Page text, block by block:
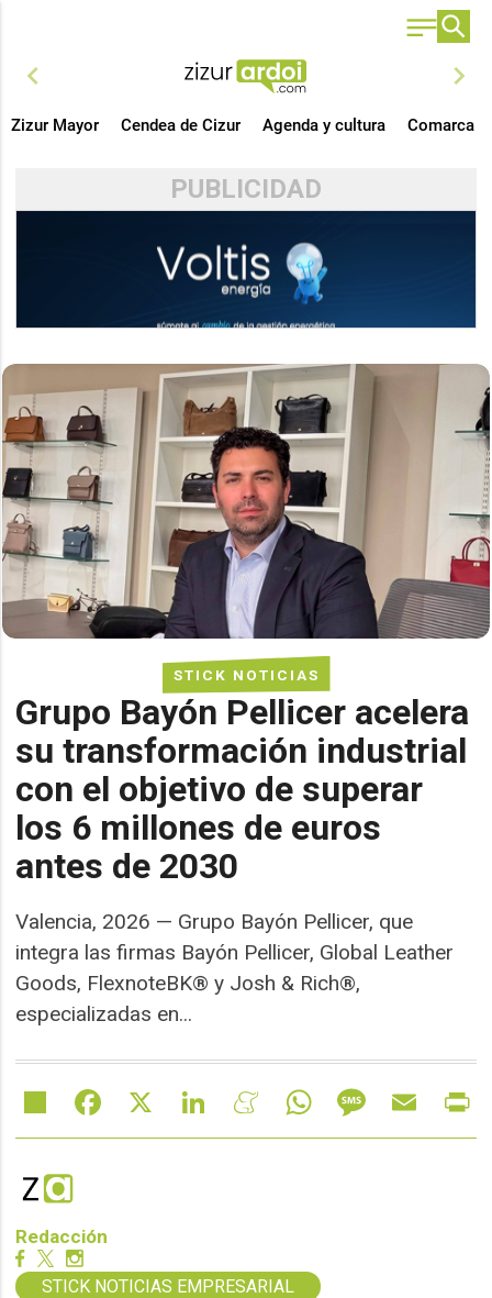
chevron_left chevron_right
Zizur Mayor Cendea de Cizur Agenda y cultura Comarca
PUBLICIDAD
STICK NOTICIAS
Grupo Bayón Pellicer acelera
su transformación industrial
con el objetivo de superar
los 6 millones de euros
antes de 2030
Valencia, 2026 — Grupo Bayón Pellicer, que
integra las firmas Bayón Pellicer, Global Leather
Goods, FlexnoteBK® y Josh & Rich®,
especializadas en...
Share Facebook LinkedIn MeneameWhatsAppMessageEmail
Redacción
STICK NOTICIAS EMPRESARIAL